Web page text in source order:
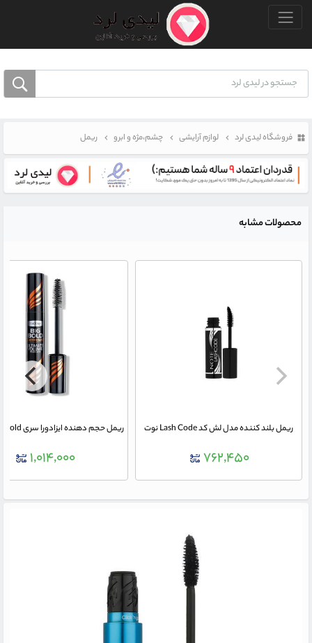
منو بالا
فروشگاه لیدی لرد لوازم آرایشی چشم،مژه و ابرو ریمل
محصولات مشابه
ریمل بلند کننده مدل لش کد Lash Code نوت
۷۶۲,۴۵۰ ۱,۰۱۴,۰۰۰